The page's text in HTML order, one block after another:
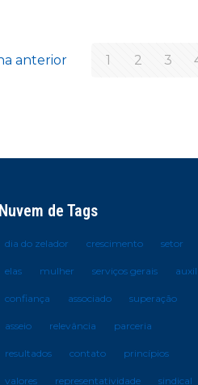
anterior 1 2 3
Nuvem de Tags
dia do zelador crescimento setor
elas mulher serviços gerais
confiança associado superação
asseio relevância parceria
resultados contato princípios
valores representatividade sindical